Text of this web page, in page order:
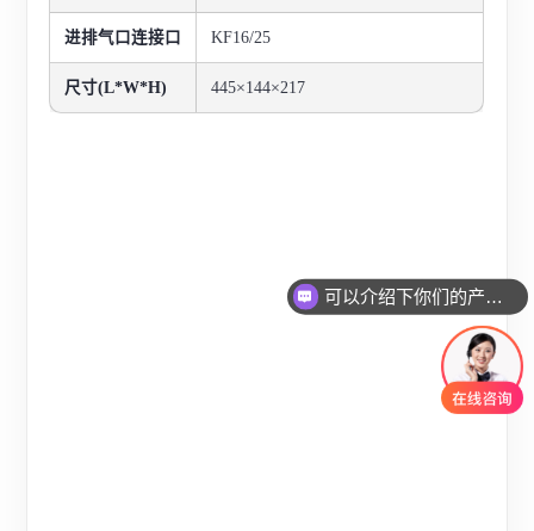
进排气口连接口 KF16/25
尺寸(L*W*H) 445×144×217
可以介绍下你们的产品么